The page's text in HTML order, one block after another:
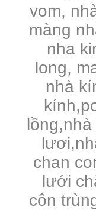
vom,
màng
nha
long,
nhà
chan
lưới
côn